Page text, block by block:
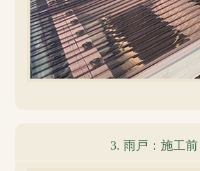
3. 雨戸：施工前